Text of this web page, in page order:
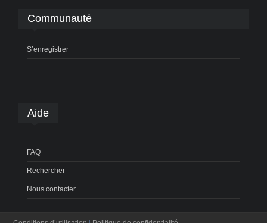
Communauté
S’enregistrer
Aide
FAQ
Rechercher
Nous contacter